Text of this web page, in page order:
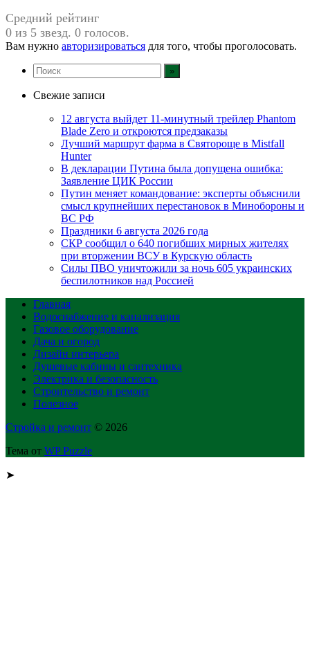
Средний рейтинг
0 из 5 звезд. 0 голосов.
Вам нужно авторизироваться для того, чтобы проголосовать.
Свежие записи
12 августа выйдет 11-минутный трейлер Phantom
Blade Zero и откроются предзаказы
Лучший маршрут фарма в Святороще в Mistfall
Hunter
В декларации Путина была допущена ошибка:
Заявление ЦИК России
Путин меняет командование: эксперты объяснили
смысл крупнейших перестановок в Минобороны и
ВС РФ
Праздники 6 августа 2026 года
СКР сообщил о 640 погибших мирных жителях
при вторжении ВСУ в Курскую область
Силы ПВО уничтожили за ночь 605 украинских
беспилотников над Россией
Главная
Водоснабжение и канализация
Газовое оборудование
Дача и огород
Дизайн интерьера
Душевые кабины и сантехника
Электрика и безопасность
Строительство и ремонт
Полезное
Стройка и ремонт © 2026
Тема от WP Puzzle
➤